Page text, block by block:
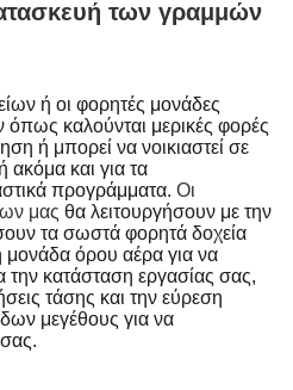
των γραμμών
ή οι φορητές μονάδες
όπως καλούνται μερικές φορές
ή μπορεί να νοικιαστεί σε
ακόμα και για τα
προγράμματα. Οι
μας θα λειτουργήσουν με την
τα σωστά φορητά δοχεία
όρου αέρα για να
την κατάσταση εργασίας σας,
τάσης και την εύρεση
μεγέθους για να